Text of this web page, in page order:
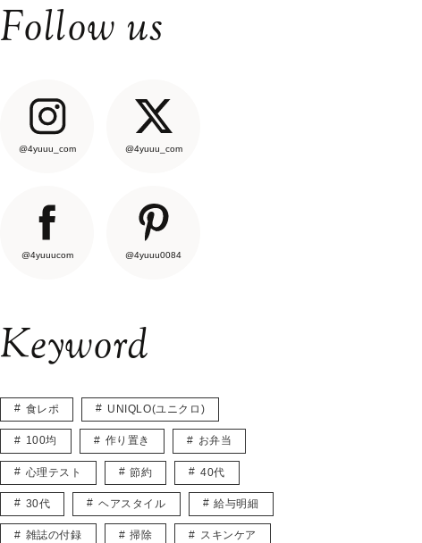
Follow us
@4yuuu_com @4yuuu_com
@4yuuucom @4yuuu0084
Keyword
食レポ UNIQLO(ユニクロ)
100均 作り置き お弁当
心理テスト 節約 40代
30代 ヘアスタイル 給与明細
雑誌の付録 掃除 スキンケア